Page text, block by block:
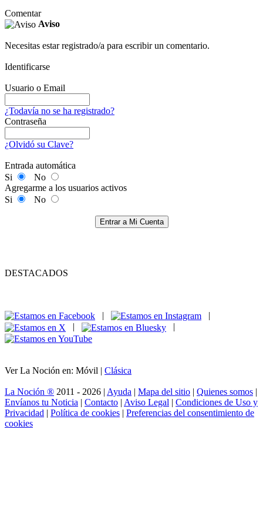
Comentar
Aviso
Necesitas estar registrado/a para escribir un comentario.
Identificarse
Usuario o Email
¿Todavía no se ha registrado?
Contraseña
¿Olvidó su Clave?
Entrada automática
Si
No
Agregarme a los usuarios activos
Si
No
Entrar a Mi Cuenta
DESTACADOS
|
|
|
|
Ver La Noción en: Móvil | Clásica
La Noción ® 2011 - 2026 | Ayuda | Mapa del sitio | Quienes somos |
Envíanos tu Noticia | Contacto | Aviso Legal | Condiciones de Uso y
Privacidad | Política de cookies | Preferencias del consentimiento de
cookies